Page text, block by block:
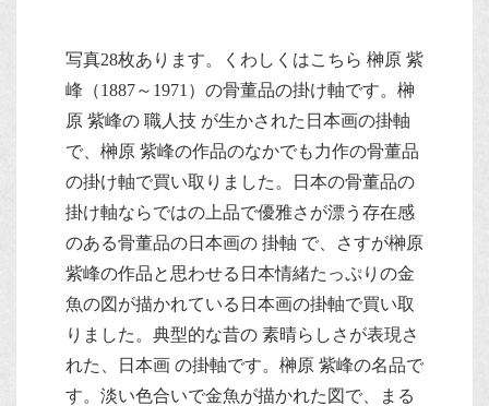
写真28枚あります。くわしくはこちら 榊原 紫
峰（1887～1971）の骨董品の掛け軸です。榊
原 紫峰の 職人技 が生かされた日本画の掛軸
で、榊原 紫峰の作品のなかでも力作の骨董品
の掛け軸で買い取りました。日本の骨董品の
掛け軸ならではの上品で優雅さが漂う存在感
のある骨董品の日本画の 掛軸 で、さすが榊原
紫峰の作品と思わせる日本情緒たっぷりの金
魚の図が描かれている日本画の掛軸で買い取
りました。典型的な昔の 素晴らしさが表現さ
れた、日本画 の掛軸です。榊原 紫峰の名品で
す。淡い色合いで金魚が描かれた図で、まる